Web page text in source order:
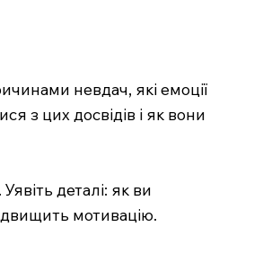
невдач, які емоції
з цих досвідів і як вони
деталі: як ви
мотивацію.